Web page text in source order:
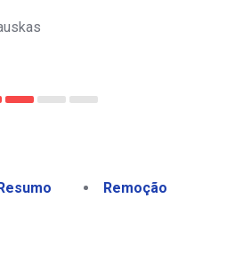
Remoção